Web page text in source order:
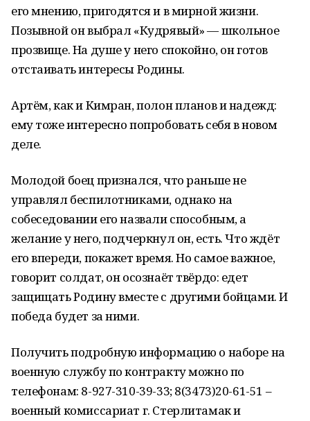
его мнению, пригодятся и в мирной жизни.
Позывной он выбрал «Кудрявый» — школьное
прозвище. На душе у него спокойно, он готов
отстаивать интересы Родины.
Артём, как и Кимран, полон планов и надежд:
ему тоже интересно попробовать себя в новом
деле.
Молодой боец признался, что раньше не
управлял беспилотниками, однако на
собеседовании его назвали способным, а
желание у него, подчеркнул он, есть. Что ждёт
его впереди, покажет время. Но самое важное,
говорит солдат, он осознаёт твёрдо: едет
защищать Родину вместе с другими бойцами. И
победа будет за ними.
Получить подробную информацию о наборе на
военную службу по контракту можно по
телефонам: 8-927-310-39-33; 8(3473)20-61-51 –
военный комиссариат г. Стерлитамак и